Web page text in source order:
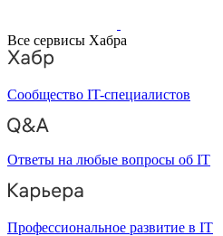
Все сервисы Хабра
Сообщество IT-специалистов
Ответы на любые вопросы об IT
Профессиональное развитие в IT